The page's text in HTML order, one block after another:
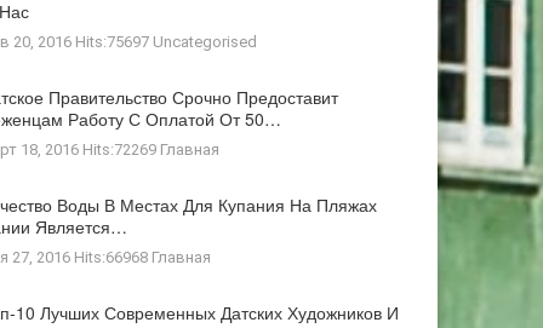
20, 2016 Hits:75697 Uncategorised
Правительство Срочно Предоставит
Работу С Оплатой От 50…
18, 2016 Hits:72269 Главная
Воды В Местах Для Купания На Пляжах
Является…
27, 2016 Hits:66968 Главная
10 Лучших Современных Датских Художников И